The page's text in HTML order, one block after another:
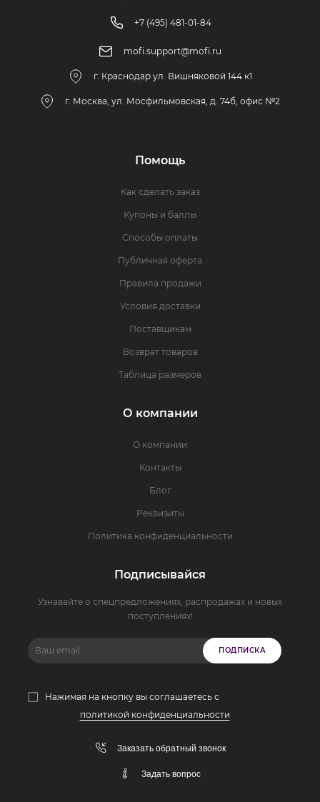
+7 (495) 481-01-84
mofi.support@mofi.ru
г. Краснодар ул. Вишняковой 144 к1
г. Москва, ул. Мосфильмовская, д. 74б, офис №2
Помощь
Как сделать заказ
Купоны и баллы
Способы оплаты
Публичная оферта
Правила продажи
Условия доставки
Поставщикам
Возврат товаров
Таблица размеров
О компании
О компании
Контакты
Блог
Реквизиты
Политика конфиденциальности
Подписывайся
Узнавайте о спецпредложениях, распродажах и новых
поступлениях!
ПОДПИСКА
Нажимая на кнопку вы соглашаетесь с
политикой конфиденциальности
Заказать обратный звонок
Задать вопрос